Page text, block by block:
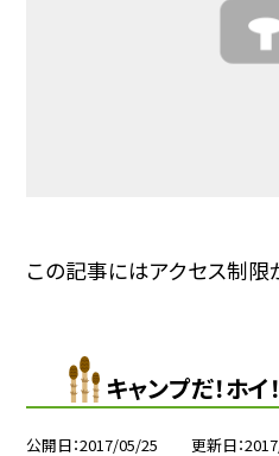
この記事にはアクセス制限
キャンプだ！ホイ
公開日 2017/05/25 更新日